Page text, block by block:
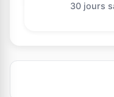
30 jours